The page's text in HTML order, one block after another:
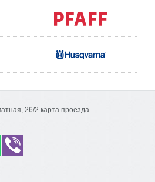
26/2 карта проезда